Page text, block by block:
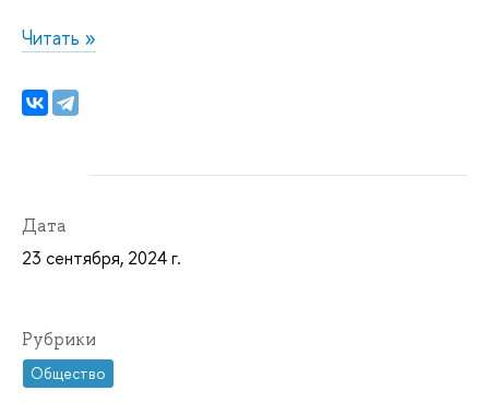
Читать »
Дата
23 сентября, 2024 г.
Рубрики
Общество